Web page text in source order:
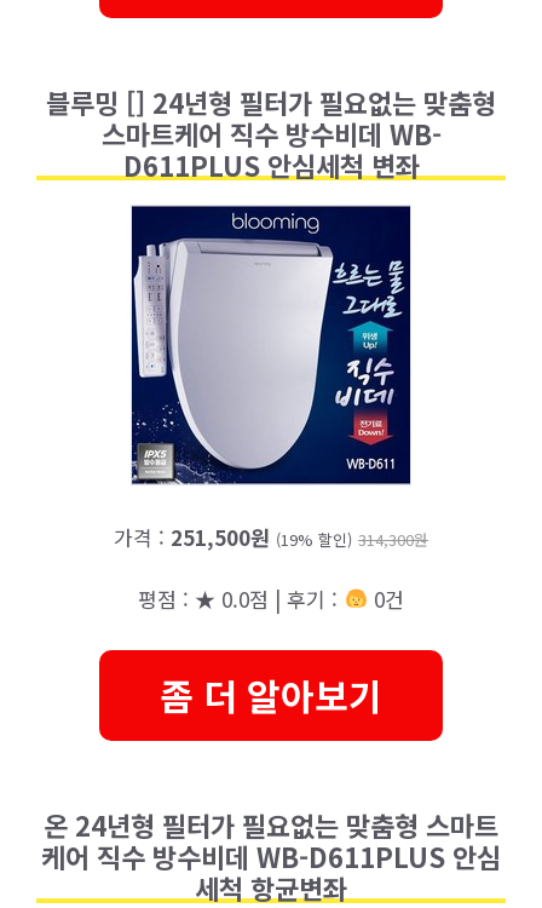
블루밍 [] 24년형 필터가 필요없는 맞춤형
스마트케어 직수 방수비데 WB-
D611PLUS 안심세척 변좌
가격 : 251,500원 (19% 할인) 314,300원
평점 : ★ 0.0점 | 후기 : 0건
좀 더 알아보기
온 24년형 필터가 필요없는 맞춤형 스마트
케어 직수 방수비데 WB-D611PLUS 안심
세척 항균변좌